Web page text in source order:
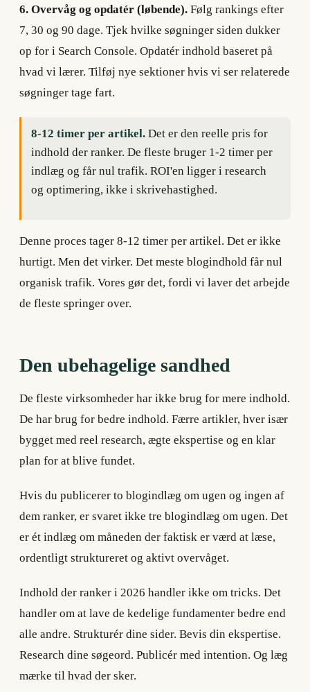
6. Overvåg og opdatér (løbende). Følg rankings efter
7, 30 og 90 dage. Tjek hvilke søgninger siden dukker
op for i Search Console. Opdatér indhold baseret på
hvad vi lærer. Tilføj nye sektioner hvis vi ser relaterede
søgninger tage fart.
8-12 timer per artikel. Det er den reelle pris for
indhold der ranker. De fleste bruger 1-2 timer per
indlæg og får nul trafik. ROI'en ligger i research
og optimering, ikke i skrivehastighed.
Denne proces tager 8-12 timer per artikel. Det er ikke
hurtigt. Men det virker. Det meste blogindhold får nul
organisk trafik. Vores gør det, fordi vi laver det arbejde
de fleste springer over.
Den ubehagelige sandhed
De fleste virksomheder har ikke brug for mere indhold.
De har brug for bedre indhold. Færre artikler, hver især
bygget med reel research, ægte ekspertise og en klar
plan for at blive fundet.
Hvis du publicerer to blogindlæg om ugen og ingen af
dem ranker, er svaret ikke tre blogindlæg om ugen. Det
er ét indlæg om måneden der faktisk er værd at læse,
ordentligt struktureret og aktivt overvåget.
Indhold der ranker i 2026 handler ikke om tricks. Det
handler om at lave de kedelige fundamenter bedre end
alle andre. Strukturér dine sider. Bevis din ekspertise.
Research dine søgeord. Publicér med intention. Og læg
mærke til hvad der sker.